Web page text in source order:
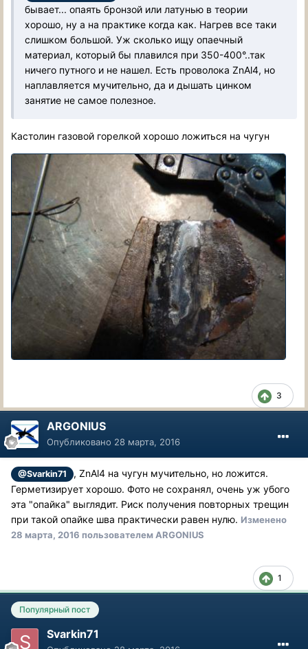
бывает... опаять бронзой или латунью в теории
хорошо, ну а на практике когда как. Нагрев все таки
слишком большой. Уж сколько ищу опаечный
материал, который бы плавился при 350-400°..так
ничего путного и не нашел. Есть проволока ZnAl4, но
наплавляется мучительно, да и дышать цинком
занятие не самое полезное.
Кастолин газовой горелкой хорошо ложиться на чугун
3
ARGONIUS
Опубликовано 28 марта, 2016
@Svarkin71
, ZnAl4 на чугун мучительно, но ложится.
Герметизирует хорошо. Фото не сохранял, очень уж убого
эта "опайка" выглядит. Риск получения повторных трещин
при такой опайке шва практически равен нулю. Изменено
28 марта, 2016 пользователем ARGONIUS
1
Популярный пост
Svarkin71